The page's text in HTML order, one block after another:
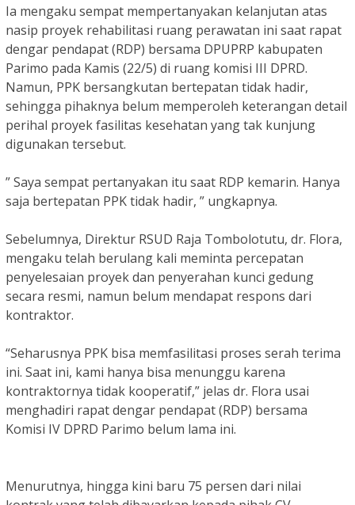
Ia mengaku sempat mempertanyakan kelanjutan atas
nasip proyek rehabilitasi ruang perawatan ini saat rapat
dengar pendapat (RDP) bersama DPUPRP kabupaten
Parimo pada Kamis (22/5) di ruang komisi III DPRD.
Namun, PPK bersangkutan bertepatan tidak hadir,
sehingga pihaknya belum memperoleh keterangan detail
perihal proyek fasilitas kesehatan yang tak kunjung
digunakan tersebut.
” Saya sempat pertanyakan itu saat RDP kemarin. Hanya
saja bertepatan PPK tidak hadir, ” ungkapnya.
Sebelumnya, Direktur RSUD Raja Tombolotutu, dr. Flora,
mengaku telah berulang kali meminta percepatan
penyelesaian proyek dan penyerahan kunci gedung
secara resmi, namun belum mendapat respons dari
kontraktor.
“Seharusnya PPK bisa memfasilitasi proses serah terima
ini. Saat ini, kami hanya bisa menunggu karena
kontraktornya tidak kooperatif,” jelas dr. Flora usai
menghadiri rapat dengar pendapat (RDP) bersama
Komisi IV DPRD Parimo belum lama ini.
Menurutnya, hingga kini baru 75 persen dari nilai